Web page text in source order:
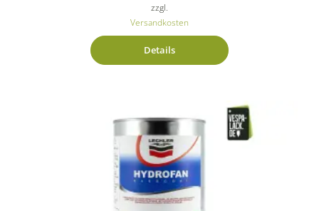
zzgl.
Versandkosten
Details